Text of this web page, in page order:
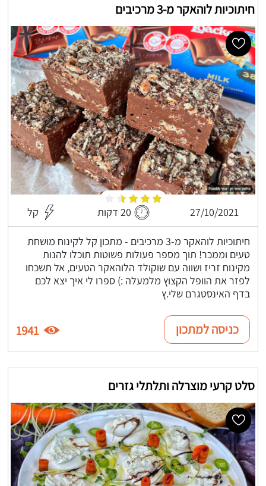
חיתוכיות לוהאקר מ-3 מרכיבים
27/10/2021 20 דקות קל
חיתוכיות לוהאקר מ-3 מרכיבים - מתכון קל לקינוח מושחת
טעים וממכר! תוך מספר פעולות פשוטות תוכלו להנות
מקינוח זריז ושווה עם שוקולד הלוהאקר הטעים, אל תשכחו
לפזר את הוופל הקצוץ מלמעלה :) ספרו לי איך יצא לכם
בדף האינסטגרם שלי.ץ
כניסה למתכון 1941
סלט קרעי מוצרלה ותלתלי גזרים